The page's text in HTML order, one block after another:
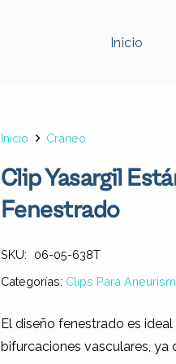
Inicio
Inicio Cráneo
Clip Yasargil
Fenestrado
SKU:
06-05-638T
Categorías: Clips Para
El diseño fenestrado es
bifurcaciones vasculares, ya